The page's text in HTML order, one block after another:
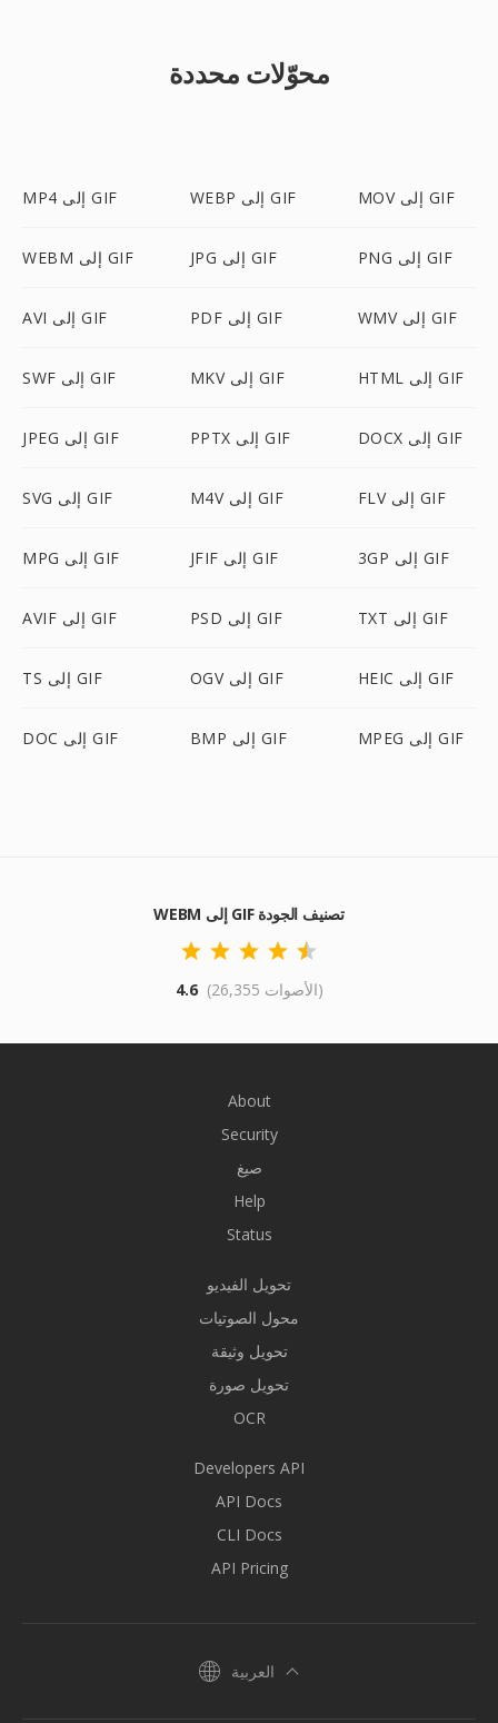
محوّلات محددة
MP4 إلى GIF WEBP إلى GIF MOV إلى GIF
WEBM إلى GIF JPG إلى GIF PNG إلى GIF
AVI إلى GIF PDF إلى GIF WMV إلى GIF
SWF إلى GIF MKV إلى GIF HTML إلى GIF
JPEG إلى GIF PPTX إلى GIF DOCX إلى GIF
SVG إلى GIF M4V إلى GIF FLV إلى GIF
MPG إلى GIF JFIF إلى GIF 3GP إلى GIF
AVIF إلى GIF PSD إلى GIF TXT إلى GIF
TS إلى GIF OGV إلى GIF HEIC إلى GIF
DOC إلى GIF BMP إلى GIF MPEG إلى GIF
WEBM إلى GIF تصنيف الجودة
4.6 (26,355 الأصوات)
About
Security
صيغ
Help
Status
تحويل الفيديو
محول الصوتيات
تحويل وثيقة
تحويل صورة
OCR
Developers API
API Docs
CLI Docs
API Pricing
العربية